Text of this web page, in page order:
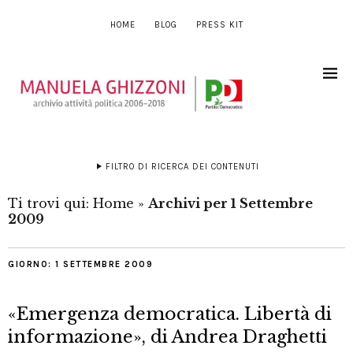
HOME BLOG PRESS KIT
FILTRO DI RICERCA DEI CONTENUTI
Ti trovi qui: Home » Archivi per 1 Settembre
2009
GIORNO: 1 SETTEMBRE 2009
«Emergenza democratica. Libertà di
informazione», di Andrea Draghetti